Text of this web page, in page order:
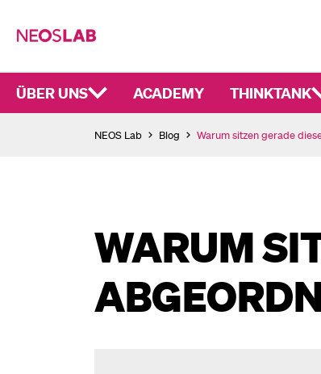
ÜBER UNS ACADEMY THINKTANK
NEOS Lab Blog Warum sitzen gerade
WARUM